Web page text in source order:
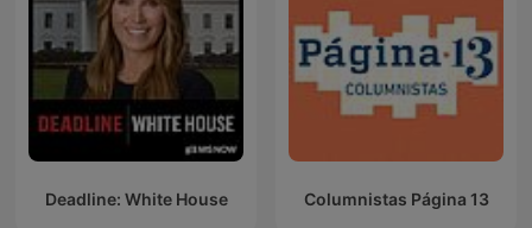
Deadline: White House Columnistas Página 13